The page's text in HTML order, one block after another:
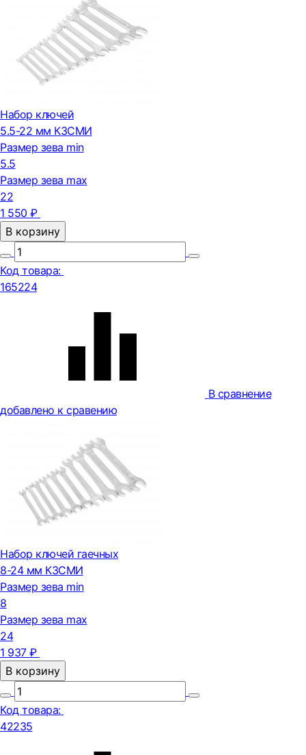
Набор ключей
5.5-22 мм КЗСМИ
Размер зева min
5.5
Размер зева max
22
1 550 ₽
В корзину
Код товара:
165224
В сравнение
добавлено к сравению
Набор ключей гаечных
8-24 мм КЗСМИ
Размер зева min
8
Размер зева max
24
1 937 ₽
В корзину
Код товара:
42235